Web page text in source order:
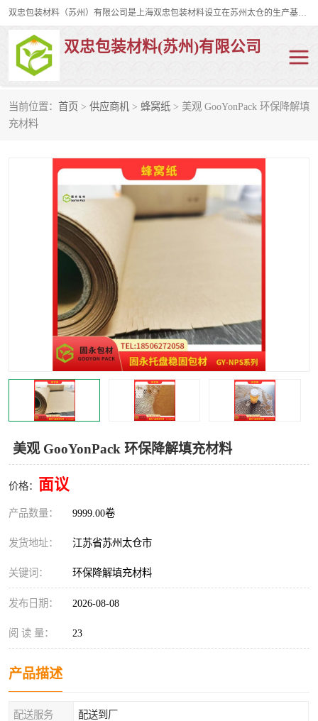
双忠包装材料（苏州）有限公司是上海双忠包装材料设立在苏州太仓的生产基地，占地约2万平米，产品主要有打孔缠绕膜，拉伸蜂窝纸，集装箱充气袋，滑托板，打包带，裹包网兜，防滑纸等箱体和托盘的运输和保护性包材。固永包材®，GooYon Pack®，是我们保护性包装材料的专属品牌。
双忠包装材料(苏州)有限公司
当前位置： 首页 > 供应商机 > 蜂窝纸 > 美观 GooYonPack 环保降解填
充材料
美观 GooYonPack 环保降解填充材料
价格： 面议
产品数量： 9999.00卷
发货地址： 江苏省苏州太仓市
关键词： 环保降解填充材料
发布日期： 2026-08-08
阅 读 量： 23
产品描述
配送服务 配送到厂
打孔缠绕膜
裹包网兜 纤维打包带
托盘捆绑带